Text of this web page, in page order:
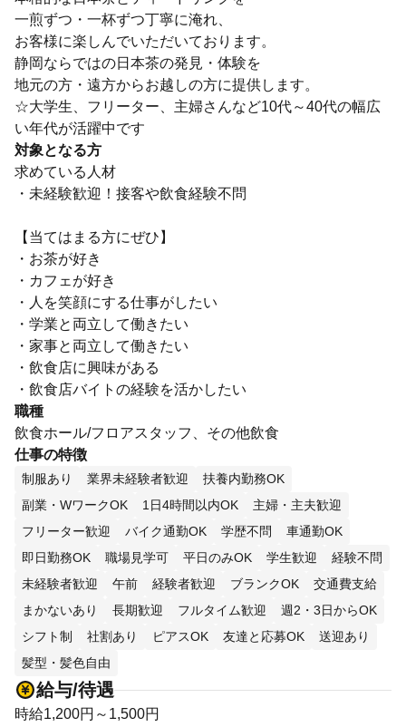
一煎ずつ・一杯ずつ丁寧に淹れ、
お客様に楽しんでいただいております。
静岡ならではの日本茶の発見・体験を
地元の方・遠方からお越しの方に提供します。
☆大学生、フリーター、主婦さんなど10代～40代の幅広
い年代が活躍中です
対象となる方
求めている人材
・未経験歓迎！接客や飲食経験不問
【当てはまる方にぜひ】
・お茶が好き
・カフェが好き
・人を笑顔にする仕事がしたい
・学業と両立して働きたい
・家事と両立して働きたい
・飲食店に興味がある
・飲食店バイトの経験を活かしたい
職種
飲食ホール/フロアスタッフ、その他飲食
仕事の特徴
制服あり 業界未経験者歓迎
扶養内勤務OK
副業・WワークOK
1日4時間以内OK
主婦・主夫歓迎
フリーター歓迎
バイク通勤OK 学歴不問
車通勤OK
即日勤務OK
職場見学可 平日のみOK 学生歓迎
経験不問
未経験者歓迎
午前 経験者歓迎 ブランクOK
交通費支給
まかないあり
長期歓迎 フルタイム歓迎
週2・3日からOK
シフト制
社割あり ピアスOK 友達と応募OK
送迎あり
髪型・髪色自由
給与/待遇
時給1,200円～1,500円